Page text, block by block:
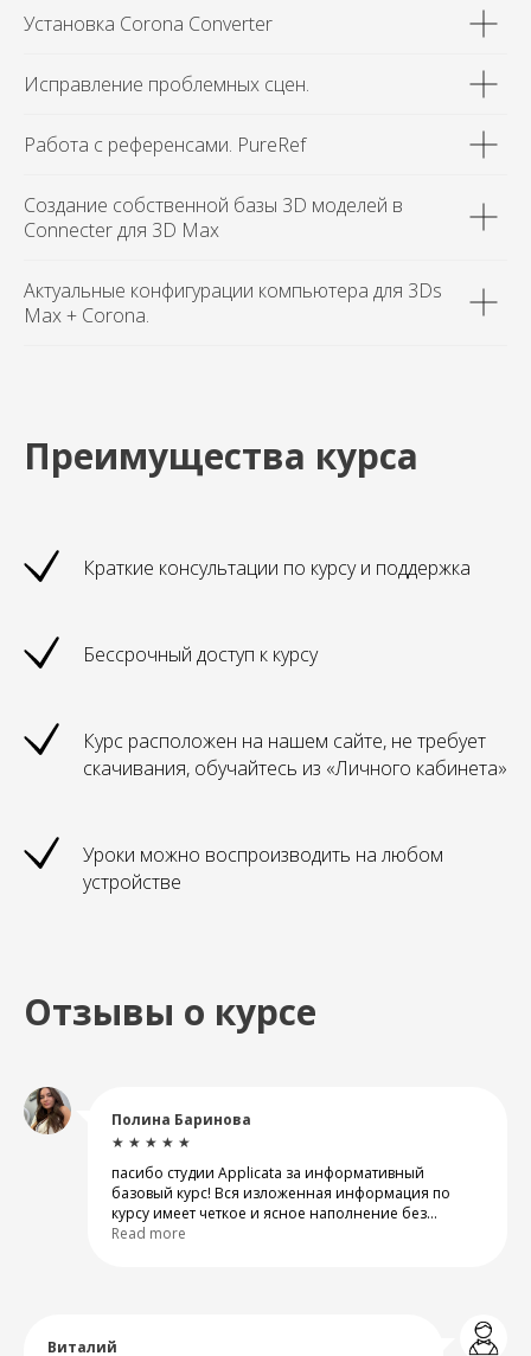
Установка Corona Converter
Исправление проблемных сцен.
Работа с референсами. PureRef
Создание собственной базы 3D моделей в
Connecter для 3D Max
Актуальные конфигурации компьютера для 3Ds
Max + Corona.
Преимущества курса
Краткие консультации по курсу и поддержка
Бессрочный доступ к курсу
Курс расположен на нашем сайте, не требует
скачивания, обучайтесь из «Личного кабинета»
Уроки можно воспроизводить на любом
устройстве
Отзывы о курсе
Полина Баринова
★ ★ ★ ★ ★
пасибо студии Applicata за информативный
базовый курс! Вся изложенная информация по
курсу имеет четкое и ясное наполнение без
«воды», так же прилагаются материалы, сцены.
Read more
Виталий